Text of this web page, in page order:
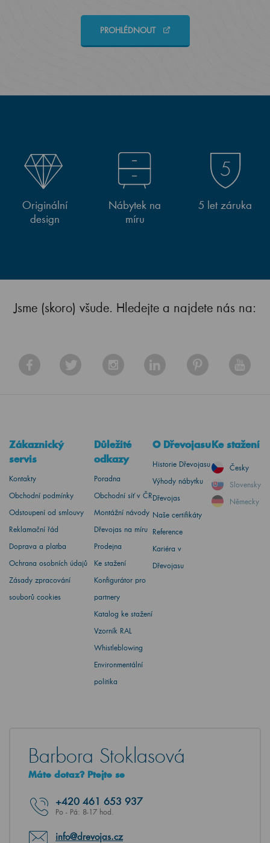
PROHLÉDNOUT
Originální
design
Nábytek na
míru
5 let záruka
Jsme (skoro) všude. Hledejte a najdete nás na:
Zákaznický
servis
Kontakty
Obchodní podmínky
Odstoupení od smlouvy
Reklamační řád
Doprava a platba
Ochrana osobních údajů
Zásady zpracování
souborů cookies
Důležité
odkazy
Poradna
Obchodní síť v ČR
Montážní návody
Dřevojas na míru
Prodejna
Ke stažení
Konfigurátor pro
partnery
Katalog ke stažení
Vzorník RAL
Whistleblowing
Environmentální
politika
O Dřevojasu
Historie Dřevojasu
Výhody nábytku
Dřevojas
Naše certifikáty
Reference
Kariéra v
Dřevojasu
Ke stažení
Česky
Slovensky
Německy
Barbora Stoklasová
Máte dotaz? Ptejte se
+420 461 653 937
Po - Pá: 8-17 hod.
info@drevojas.cz